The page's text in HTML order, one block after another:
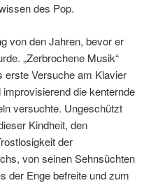
des Pop.
von den Jahren, bevor er
„Zerbrochene Musik“
erste Versuche am Klavier
die kenternde
versuchte. Ungeschützt
Kindheit, den
der
von seinen Sehnsüchten
der Enge befreite und zum